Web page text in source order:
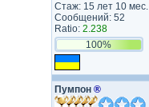
Стаж: 15 лет 10 мес.
Сообщений: 52
Ratio: 2.238
100%
Пумпон ®